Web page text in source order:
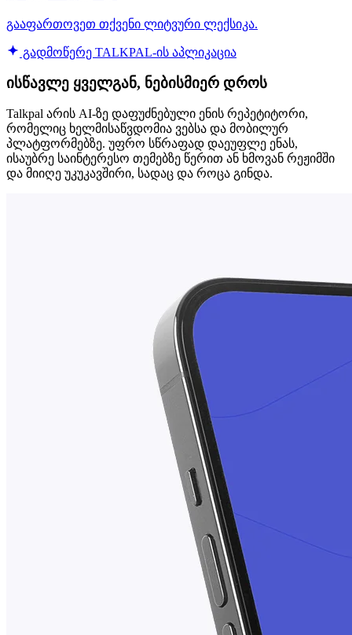
გააფართოვეთ თქვენი ლიტვური ლექსიკა.
გადმოწერე TALKPAL-ის აპლიკაცია
ისწავლე ყველგან, ნებისმიერ დროს
Talkpal არის AI-ზე დაფუძნებული ენის რეპეტიტორი,
რომელიც ხელმისაწვდომია ვებსა და მობილურ
პლატფორმებზე. უფრო სწრაფად დაეუფლე ენას,
ისაუბრე საინტერესო თემებზე წერით ან ხმოვან რეჟიმში
და მიიღე უკუკავშირი, სადაც და როცა გინდა.